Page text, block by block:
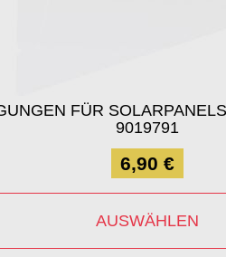
FÜR
9019791
6,90 €
AUSWÄHLEN